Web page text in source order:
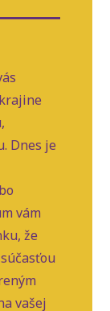
Dnes je
vám
že
vašej